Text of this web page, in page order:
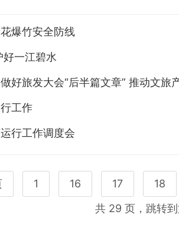
爆竹安全防线
一江碧水
好旅发大会“后半篇文章” 推动文旅
工作
行工作调度会
1 16 17 18
共 29 页，跳转